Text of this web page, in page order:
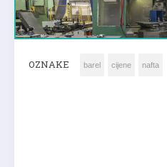
OZNAKE barel cijene nafta